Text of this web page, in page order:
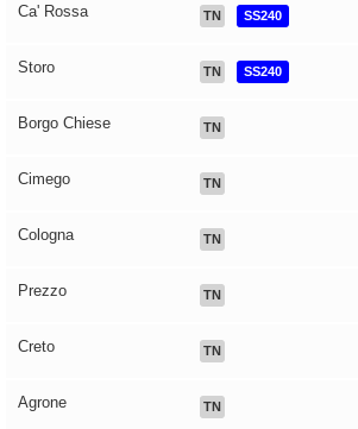
Ca' Rossa TN SS240
Storo TN SS240
Borgo Chiese TN
Cimego TN
Cologna TN
Prezzo TN
Creto TN
Agrone TN